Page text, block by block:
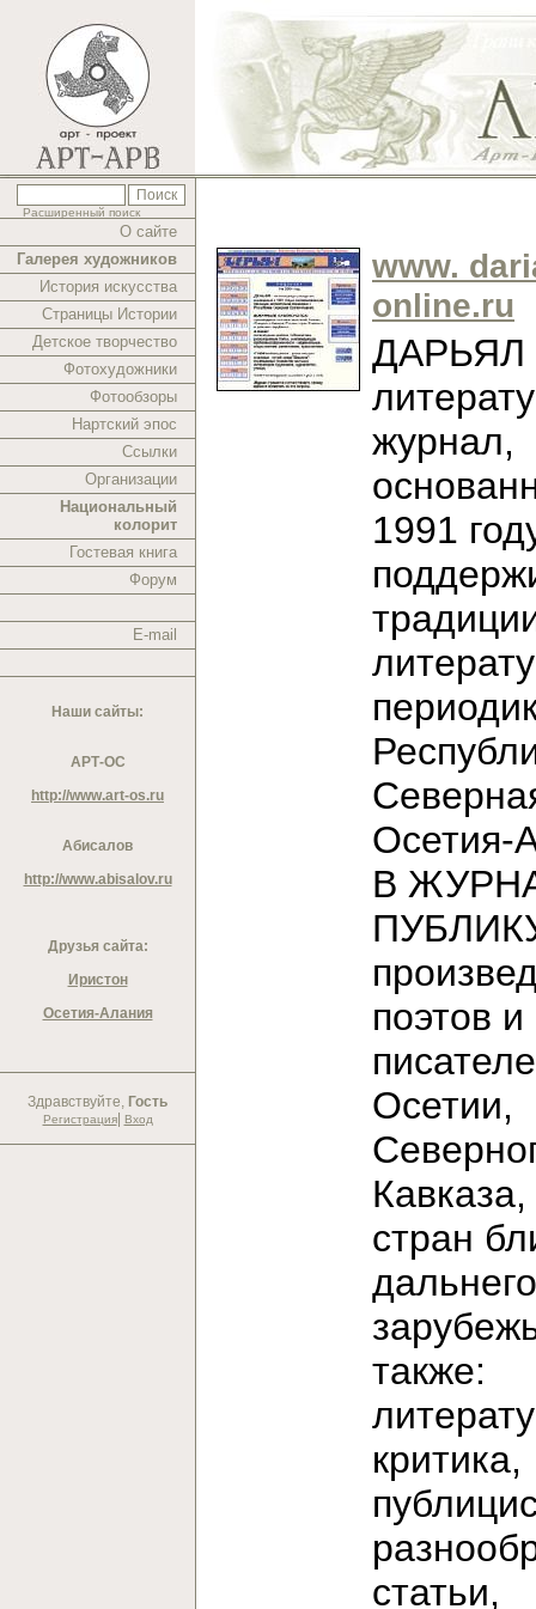
Расширенный поиск
О сайте
Галерея художников
История искусства
Страницы Истории
Детское творчество
Фотохудожники
Фотообзоры
Нартский эпос
Ссылки
Организации
Национальный
колорит
Гостевая книга
Форум
E-mail
Наши сайты:
АРТ-ОС
http://www.art-os.ru
Абисалов
http://www.abisalov.ru
Друзья сайта:
Иристон
Осетия-Алания
Здравствуйте, Гость
Регистрация| Вход
www.
online.ru
ДАРЬЯЛ
журнал,
1991
В
поэтов и
Осетии,
стран
дальнего
также:
критика,
статьи,